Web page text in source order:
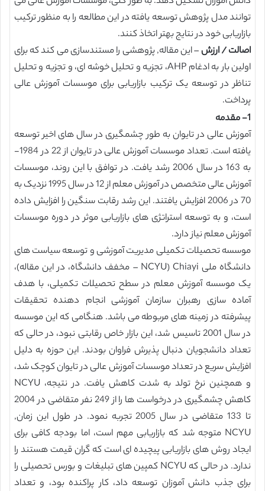
توانند مدل پژوهش توسعه یافته در این مطالعه را به منظور ترکیب
بازاریابی خود در نتایج بهتر اتخاذ کنند.
اصالت / ارزش– این مقاله, پژوهشی را مستندسازی می کند که برای
اولین بار به ادغام AHP، تجزیه و تحلیل خوشه ای، و تجزیه و تحلیل
تناظر در توسعه یک ترکیب بازاریابی برای موسسات آموزش عالی
پرداخت.
1- مقدمه
آموزش عالی در تایوان به طور چشمگیری در سال های اخیر توسعه
یافته است. تعداد موسسات آموزش عالی در تایوان از 22 در 1984-
به 163 در سال 2006 رشد یافت. در توافق با این روند، موسسات
آموزش عالی متخصص در آموزش معلم از 12 در سال 1995 نزدیک به
70 در 2006 افزایش یافتند. این رشد رقابت سنگین را افزایش داده
است، و به توسعه استراتژی های بازاریابی موثر در دوره موسسات
آموزش معلم نیاز دارد.
موسسه تحصیلات تکمیلی مدیریت آموزشی و توسعه سیاست های
دانشگاه ملی Chiayi (NCYU – مخفف دانشگاه، در این مقاله)،
یک موسسه آموزش معلم در سطح تحصیلات تکمیلی، با هدف
آماده سازی رهبران سازمان آموزشی انجام دهنده تحقیقات
پیشرفته در زمینه های مربوطه می باشد. هنگامی که این موسسه
در سال 2001 تاسیس شد، این بازار خاص رقابتی نبود، در حالی که
تعداد دانشجویان دنبال پذیرش فراوان بودند. این حوزه به دلیل
افزایش سریع در تعداد موسسات آموزش عالی در تایوان کوچک شد،
و همچنین نرخ تولد به شدت کاهش یافت. در نتیجه، NCYU
کاهش چشمگیری در درخواست ها را از 249 نفر متقاضی در 2004
تا 133 متقاضی در سال 2005 تجربه نمود. در طول این زمان,
NCYU متوجه شد که بازاریابی مهم است، اما بودجه کافی برای
ایجاد روش های بازاریابی پیچیده ای است که گران قیمت هستند را
ندارد. در حالی که NCYU کمپین های تبلیغات و بورس تحصیلی را
برای جذب دانش آموزان توسعه داد، کار پراکنده بود، و تعداد